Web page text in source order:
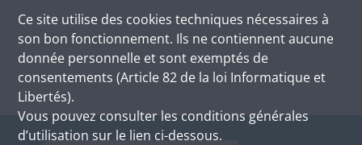
Ce site utilise des cookies techniques nécessaires à
son bon fonctionnement. Ils ne contiennent aucune
donnée personnelle et sont exemptés de
consentements (Article 82 de la loi Informatique et
Libertés).
Vous pouvez consulter les conditions générales
d’utilisation sur le lien ci-dessous.